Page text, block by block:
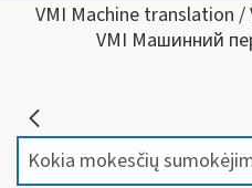
VMI Machine translation
VMI Машинний